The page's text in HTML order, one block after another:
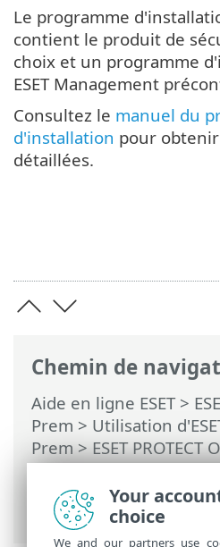
Chemin de
Aide en ligne ESET>
Prem > Utilisation
Prem>ESET
fournisseurs de
Processus de
Déploiement local d'un
Le programme
contient le produit de
choix et un programme
ESET Management
Consultez le manuel du
d'installation pour
détaillées.
Your
choice
We and our partners use